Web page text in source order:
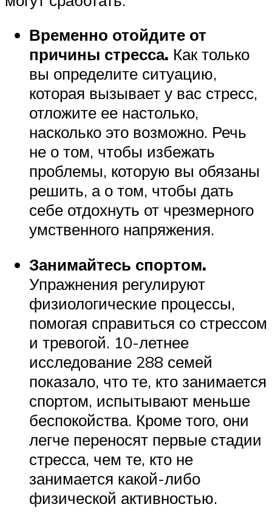
Временно отойдите от
причины стресса. Как только
вы определите ситуацию,
которая вызывает у вас стресс,
отложите ее настолько,
насколько это возможно. Речь
не о том, чтобы избежать
проблемы, которую вы обязаны
решить, а о том, чтобы дать
себе отдохнуть от чрезмерного
умственного напряжения.
Занимайтесь спортом.
Упражнения регулируют
физиологические процессы,
помогая справиться со стрессом
и тревогой. 10-летнее
исследование 288 семей
показало, что те, кто занимается
спортом, испытывают меньше
беспокойства. Кроме того, они
легче переносят первые стадии
стресса, чем те, кто не
занимается какой-либо
физической активностью.